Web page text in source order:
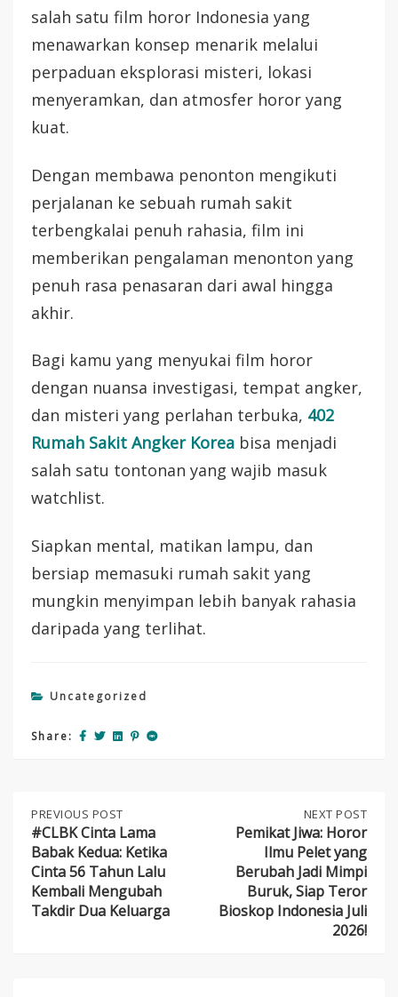
salah satu film horor Indonesia yang
menawarkan konsep menarik melalui
perpaduan eksplorasi misteri, lokasi
menyeramkan, dan atmosfer horor yang
kuat.
Dengan membawa penonton mengikuti
perjalanan ke sebuah rumah sakit
terbengkalai penuh rahasia, film ini
memberikan pengalaman menonton yang
penuh rasa penasaran dari awal hingga
akhir.
Bagi kamu yang menyukai film horor
dengan nuansa investigasi, tempat angker,
dan misteri yang perlahan terbuka, 402
Rumah Sakit Angker Korea bisa menjadi
salah satu tontonan yang wajib masuk
watchlist.
Siapkan mental, matikan lampu, dan
bersiap memasuki rumah sakit yang
mungkin menyimpan lebih banyak rahasia
daripada yang terlihat.
Uncategorized
Share:
Post
navigation
PREVIOUS
POST:
#CLBK
CINTA
LAMA
BABAK
KEDUA:
PREVIOUS POST
#CLBK Cinta Lama
Babak Kedua: Ketika
Cinta 56 Tahun Lalu
Kembali Mengubah
Takdir Dua Keluarga
POST:
HOROR
PELET
NEXT POST
Pemikat Jiwa: Horor
Ilmu Pelet yang
Berubah Jadi Mimpi
Buruk, Siap Teror
Bioskop Indonesia Juli
2026!